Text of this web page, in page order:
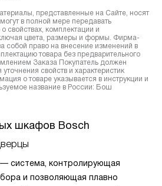
представленные на Сайте, носят
в полной мере передавать
свойствах, комплектации и
цвета, размеры и формы. Фирма-
собой право на внесение изменений в
товара без предварительного
Заказа Покупатель должен
свойств и характеристик
о товаре указывается в инструкции и
название в России: Бош
шкафов Bosch
система, контролирующая
и позволяющая плавно